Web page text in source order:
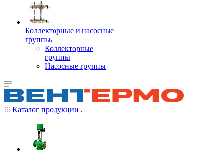
Коллекторные и насосные
группы
Коллекторные
группы
Насосные группы
Каталог продукции